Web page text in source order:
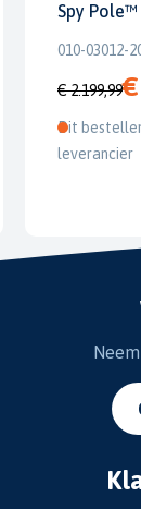
Spy
010-03012-
€ 2.199,99
Dit
leverancier